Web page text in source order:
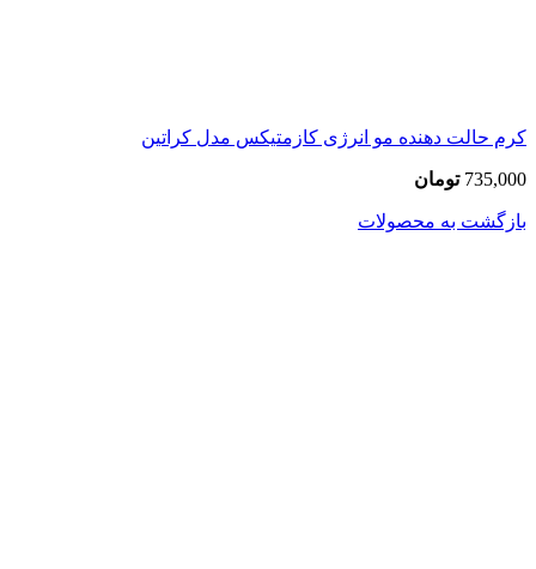
کرم حالت دهنده مو انرژی کازمتیکس مدل کراتین
735,000 تومان
بازگشت به محصولات